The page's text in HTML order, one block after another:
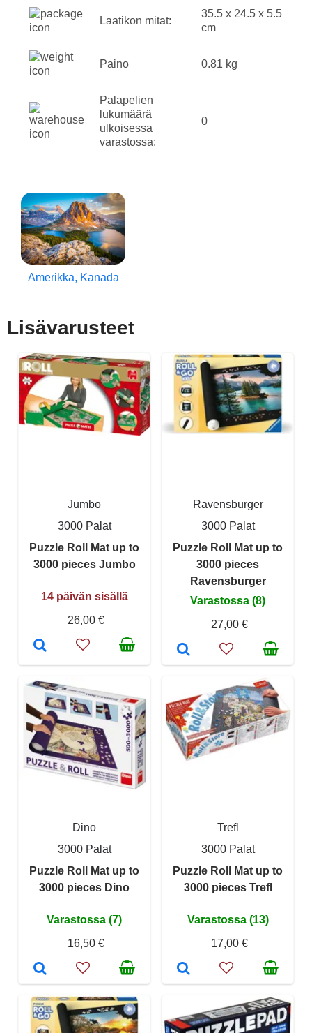
Laatikon mitat:
35.5 x 24.5 x 5.5
cm
Paino 0.81 kg
Palapelien
lukumäärä
ulkoisessa
varastossa:
0
Amerikka, Kanada
Lisävarusteet
Jumbo
3000 Palat
Puzzle Roll Mat up to
3000 pieces Jumbo
14 päivän sisällä
26,00 €
Ravensburger
3000 Palat
Puzzle Roll Mat up to
3000 pieces
Ravensburger
Varastossa (8)
27,00 €
Dino
3000 Palat
Puzzle Roll Mat up to
3000 pieces Dino
Varastossa (7)
16,50 €
Trefl
3000 Palat
Puzzle Roll Mat up to
3000 pieces Trefl
Varastossa (13)
17,00 €